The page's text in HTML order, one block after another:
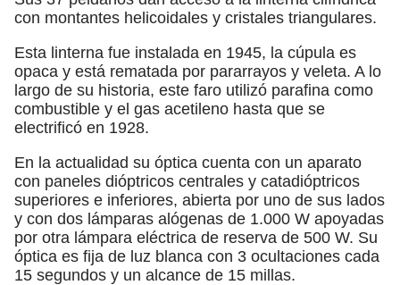
con montantes helicoidales y cristales triangulares.
Esta linterna fue instalada en 1945, la cúpula es
opaca y está rematada por pararrayos y veleta. A lo
largo de su historia, este faro utilizó parafina como
combustible y el gas acetileno hasta que se
electrificó en 1928.
En la actualidad su óptica cuenta con un aparato
con paneles dióptricos centrales y catadióptricos
superiores e inferiores, abierta por uno de sus lados
y con dos lámparas alógenas de 1.000 W apoyadas
por otra lámpara eléctrica de reserva de 500 W. Su
óptica es fija de luz blanca con 3 ocultaciones cada
15 segundos y un alcance de 15 millas.